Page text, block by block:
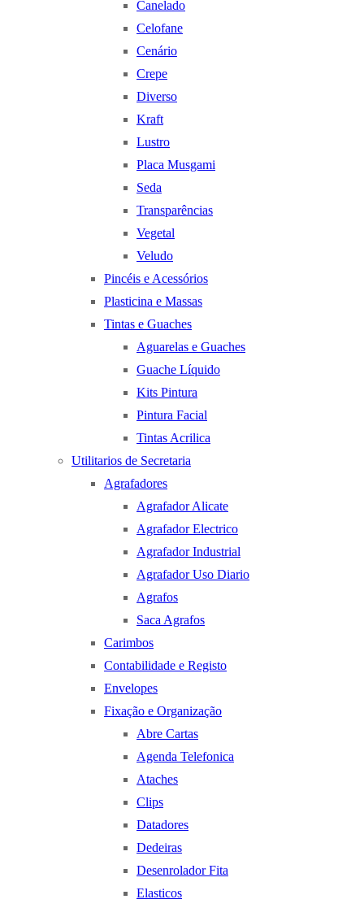
Canelado
Celofane
Cenário
Crepe
Diverso
Kraft
Lustro
Placa Musgami
Seda
Transparências
Vegetal
Veludo
Pincéis e Acessórios
Plasticina e Massas
Tintas e Guaches
Aguarelas e Guaches
Guache Líquido
Kits Pintura
Pintura Facial
Tintas Acrilica
Utilitarios de Secretaria
Agrafadores
Agrafador Alicate
Agrafador Electrico
Agrafador Industrial
Agrafador Uso Diario
Agrafos
Saca Agrafos
Carimbos
Contabilidade e Registo
Envelopes
Fixação e Organização
Abre Cartas
Agenda Telefonica
Ataches
Clips
Datadores
Dedeiras
Desenrolador Fita
Elasticos